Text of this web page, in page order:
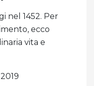
nel 1452. Per
ecco
vita e